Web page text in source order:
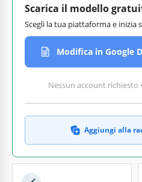
Scarica il modello
Scegli la tua piattaforma e inizia
Modifica in Google
Nessun account richiesto
Aggiungi alla